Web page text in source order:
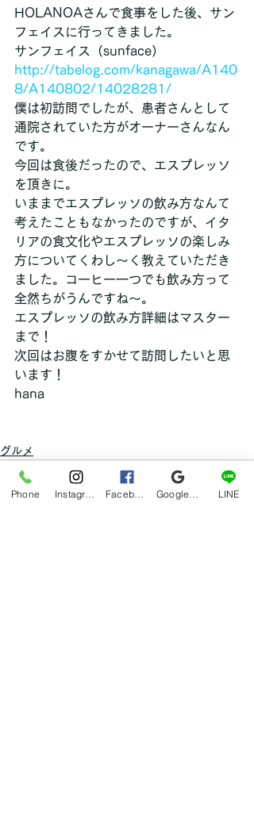
HOLANOAさんで食事をした後、サン
フェイスに行ってきました。
サンフェイス（sunface）
http://tabelog.com/kanagawa/A140
8/A140802/14028281/
僕は初訪問でしたが、患者さんとして
通院されていた方がオーナーさんなん
です。
今回は食後だったので、エスプレッソ
を頂きに。
いままでエスプレッソの飲み方なんて
考えたこともなかったのですが、イタ
リアの食文化やエスプレッソの楽しみ
方についてくわし～く教えていただき
ました。コーヒー一つでも飲み方って
全然ちがうんですね～。
エスプレッソの飲み方詳細はマスター
まで！
次回はお腹をすかせて訪問したいと思
います！
hana
グルメ
Phone LINE